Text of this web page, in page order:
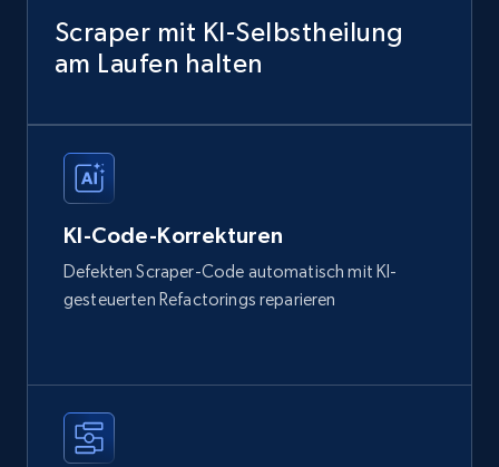
Scraper mit KI-Selbstheilung
am Laufen halten
KI-Code-Korrekturen
Defekten Scraper-Code automatisch mit KI-
gesteuerten Refactorings reparieren